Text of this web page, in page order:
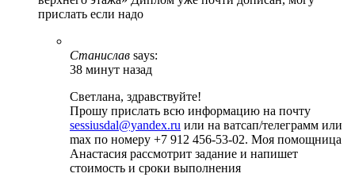
прислать если надо
Станислав says:
38 минут назад
Светлана, здравствуйте!
Прошу прислать всю информацию на почту
sessiusdal@yandex.ru или на ватсап/телеграмм или
max по номеру +7 912 456-53-02. Моя помощница
Анастасия рассмотрит задание и напишет
стоимость и сроки выполнения